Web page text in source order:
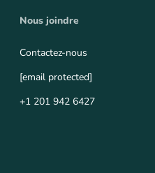
Nous joindre
Contactez-nous
[email protected]
+1 201 942 6427